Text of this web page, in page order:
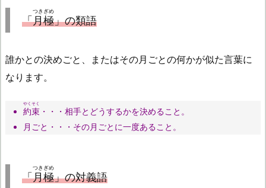
「月極
つきぎめ
」の類語
誰かとの決めごと、またはその月ごとの何かが似た言葉に
なります。
約束
やくそく
・・・相手とどうするかを決めること。
月ごと・・・その月ごとに一度あること。
「月極
つきぎめ
」の対義語